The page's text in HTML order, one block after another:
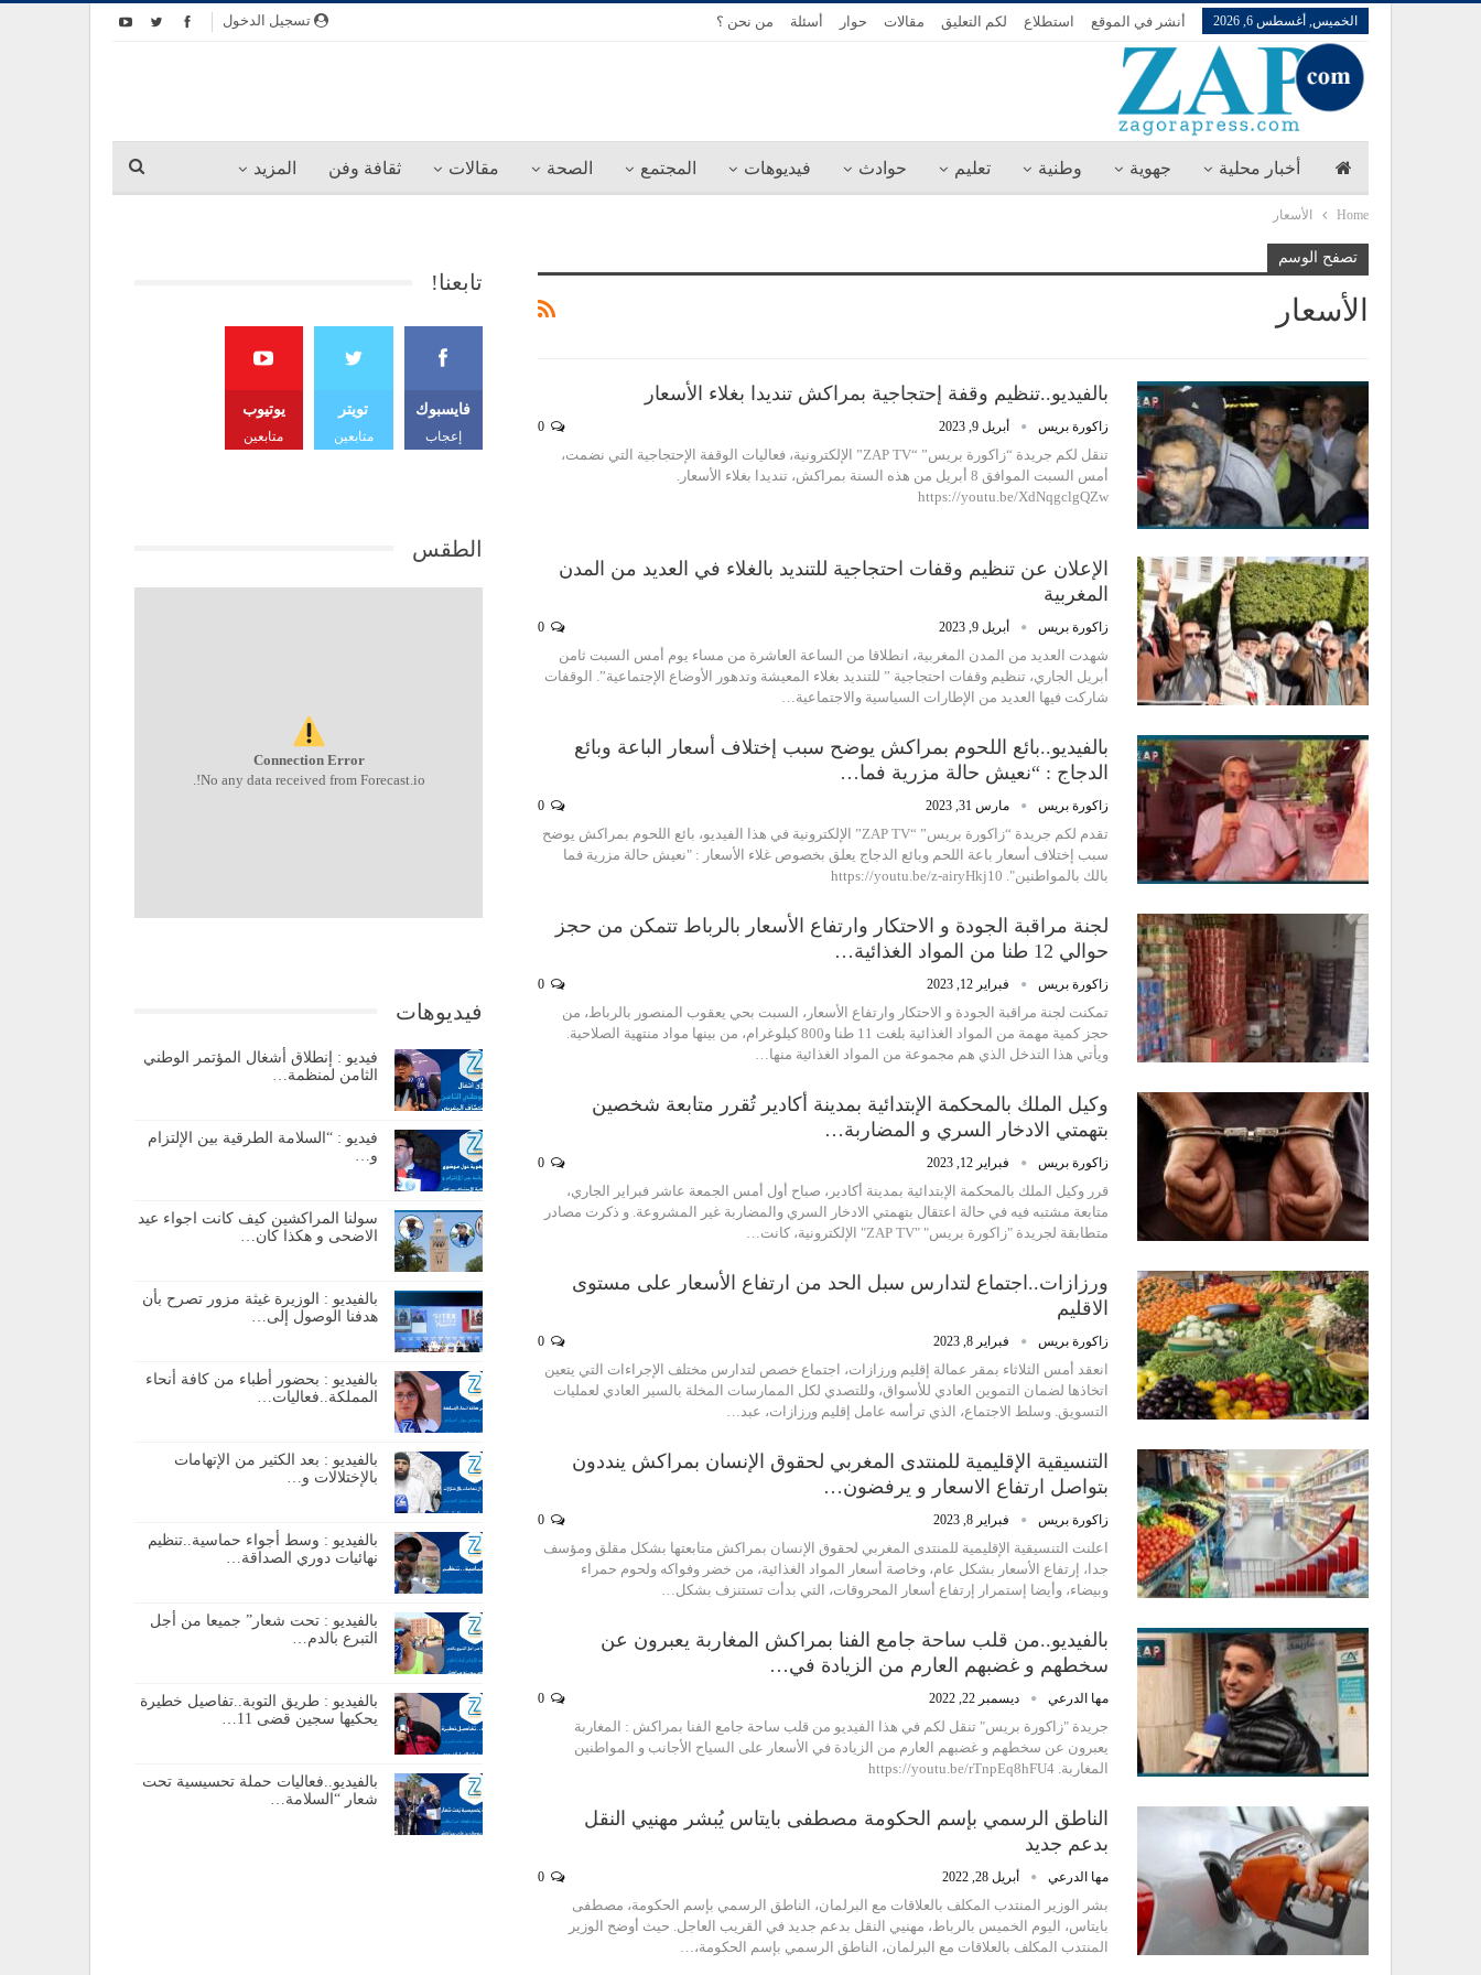
تسجيل الدخول الخميس, أغسطس 6, 2026 أنشر في الموقع استطلاع لكم التعليق مقالات حوار أسئلة من نحن ؟
أخبار محلية جهوية وطنية تعليم حوادث فيديوهات المجتمع الصحة مقالات ثقافة وفن المزيد
Home الأسعار
تصفح الوسم
الأسعار
بالفيديو..تنظيم وقفة إحتجاجية بمراكش تنديدا بغلاء الأسعار
زاكورة بريس أبريل 9, 2023
تنقل لكم جريدة “زاكورة بريس” “ZAP TV” الإلكترونية، فعاليات الوقفة الإحتجاجية التي نضمت،
أمس السبت الموافق 8 أبريل من هذه السنة بمراكش، تنديدا بغلاء الأسعار.
https://youtu.be/XdNqgclgQZw
الإعلان عن تنظيم وقفات احتجاجية للتنديد بالغلاء في العديد من المدن
المغربية
زاكورة بريس أبريل 9, 2023
شهدت العديد من المدن المغربية، انطلاقا من الساعة العاشرة من مساء يوم أمس السبت ثامن
أبريل الجاري، تنظيم وقفات احتجاجية ” للتنديد بغلاء المعيشة وتدهور الأوضاع الإجتماعية”. الوقفات
شاركت فيها العديد من الإطارات السياسية والاجتماعية…
بالفيديو..بائع اللحوم بمراكش يوضح سبب إختلاف أسعار الباعة وبائع
الدجاج : “نعيش حالة مزرية فما…
زاكورة بريس مارس 31, 2023
تقدم لكم جريدة “زاكورة بريس” “ZAP TV” الإلكترونية في هذا الفيديو، بائع اللحوم بمراكش يوضح
سبب إختلاف أسعار باعة اللحم وبائع الدجاج يعلق بخصوص غلاء الأسعار : "نعيش حالة مزرية فما
بالك بالمواطنين". https://youtu.be/z-airyHkj10
لجنة مراقبة الجودة و الاحتكار وارتفاع الأسعار بالرباط تتمكن من حجز
حوالي 12 طنا من المواد الغذائية…
زاكورة بريس فبراير 12, 2023
تمكنت لجنة مراقبة الجودة و الاحتكار وارتفاع الأسعار، السبت بحي يعقوب المنصور بالرباط، من
حجز كمية مهمة من المواد الغذائية بلغت 11 طنا و800 كيلوغرام، من بينها مواد منتهية الصلاحية.
ويأتي هذا التدخل الذي هم مجموعة من المواد الغذائية منها…
وكيل الملك بالمحكمة الإبتدائية بمدينة أكادير تُقرر متابعة شخصين
بتهمتي الادخار السري و المضاربة…
زاكورة بريس فبراير 12, 2023
قرر وكيل الملك بالمحكمة الإبتدائية بمدينة أكادير، صباح أول أمس الجمعة عاشر فبراير الجاري،
متابعة مشتبه فيه في حالة اعتقال بتهمتي الادخار السري والمضاربة غير المشروعة. و ذكرت مصادر
متطابقة لجريدة "زاكورة بريس" "ZAP TV" الإلكترونية، كانت…
ورزازات..اجتماع لتدارس سبل الحد من ارتفاع الأسعار على مستوى
الاقليم
زاكورة بريس فبراير 8, 2023
انعقد أمس الثلاثاء بمقر عمالة إقليم ورزازات، اجتماع خصص لتدارس مختلف الإجراءات التي يتعين
اتخاذها لضمان التموين العادي للأسواق، وللتصدي لكل الممارسات المخلة بالسير العادي لعمليات
التسويق. وسلط الاجتماع، الذي ترأسه عامل إقليم ورزازات، عبد…
التنسيقية الإقليمية للمنتدى المغربي لحقوق الإنسان بمراكش ينددون
بتواصل ارتفاع الاسعار و يرفضون…
زاكورة بريس فبراير 8, 2023
اعلنت التنسيقية الإقليمية للمنتدى المغربي لحقوق الإنسان بمراكش متابعتها بشكل مقلق ومؤسف
جدا، إرتفاع الأسعار بشكل عام، وخاصة أسعار المواد الغذائية، من خضر وفواكه ولحوم حمراء
وبيضاء، وأيضا إستمرار إرتفاع أسعار المحروقات، التي بدأت تستنزف بشكل…
بالفيديو..من قلب ساحة جامع الفنا بمراكش المغاربة يعبرون عن
سخطهم و غضبهم العارم من الزيادة في…
مها الدرعي ديسمبر 22, 2022
جريدة "زاكورة بريس" تنقل لكم في هذا الفيديو من قلب ساحة جامع الفنا بمراكش : المغاربة
يعبرون عن سخطهم و غضبهم العارم من الزيادة في الأسعار على السياح الأجانب و المواطنين
المغاربة. https://youtu.be/rTnpEq8hFU4
الناطق الرسمي بإسم الحكومة مصطفى بايتاس يُبشر مهنيي النقل
بدعم جديد
مها الدرعي أبريل 28, 2022
بشر الوزير المنتدب المكلف بالعلاقات مع البرلمان، الناطق الرسمي بإسم الحكومة، مصطفى
بايتاس، اليوم الخميس بالرباط، مهنيي النقل بدعم جديد في القريب العاجل. حيث أوضح الوزير
المنتدب المكلف بالعلاقات مع البرلمان، الناطق الرسمي بإسم الحكومة،…
تابعنا!
فايسبوك
إعجاب
تويتر
متابعين
يوتيوب
متابعين
الطقس
Connection Error
No any data received from Forecast.io!.
فيديوهات
فيديو : إنطلاق أشغال المؤتمر الوطني
الثامن لمنظمة…
فيديو : “السلامة الطرقية بين الإلتزام
و…
سولنا المراكشين كيف كانت اجواء عيد
الاضحى و هكذا كان…
بالفيديو : الوزيرة غيثة مزور تصرح بأن
هدفنا الوصول إلى…
بالفيديو : بحضور أطباء من كافة أنحاء
المملكة..فعاليات…
بالفيديو : بعد الكثير من الإتهامات
بالإختلالات و…
بالفيديو : وسط أجواء حماسية..تنظيم
نهائيات دوري الصداقة…
بالفيديو : تحت شعار” جميعا من أجل
التبرع بالدم…
بالفيديو : طريق التوبة..تفاصيل خطيرة
يحكيها سجين قضى 11…
بالفيديو..فعاليات حملة تحسيسية تحت
شعار “السلامة…